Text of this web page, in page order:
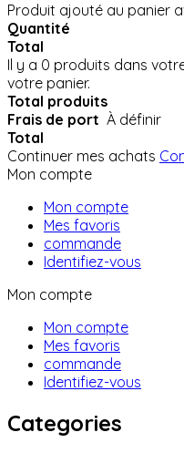
Produit ajouté au panier
Quantité
Total
Il y a 0 produits dans
votre panier.
Total produits
Frais de port À définir
Total
Continuer mes achats
Mon compte
Mon compte
Mes favoris
commande
Identifiez-vous
Mon compte
Mon compte
Mes favoris
commande
Identifiez-vous
Categories